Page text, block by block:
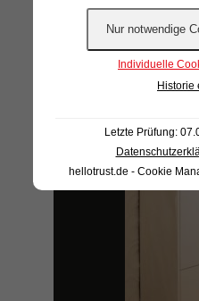
Individuelle
Historie
Letzte Prüfung:
hellotrust.de - Cookie